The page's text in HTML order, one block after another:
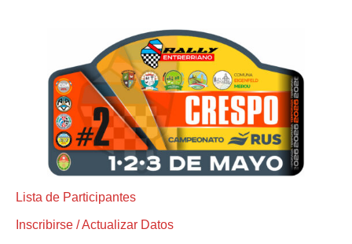
Lista de Participantes
Inscribirse / Actualizar Datos